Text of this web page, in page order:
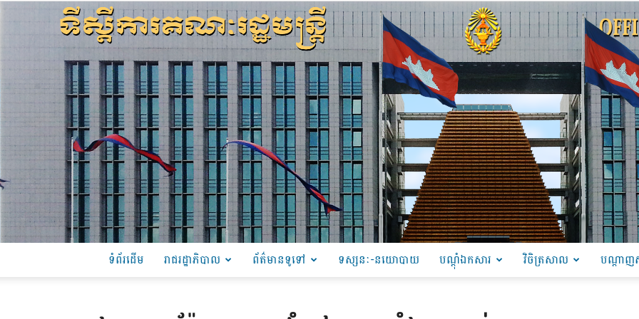
ទំព័រដើម រាជរដ្ឋាភិបាល ព័ត៌មានទូទៅ ទស្សនៈ-នយោបាយ បណ្ដុំឯកសារ វិចិត្រសាល បណ្តាញ